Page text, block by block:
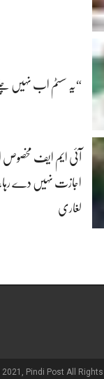
“یہ سسٹم اب نہیں
آئی ایم ایف مخصوص
اجازت نہیں دے رہا،
لغاری
Pindi Post All Rights